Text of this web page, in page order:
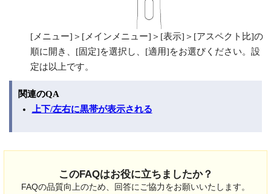
[メニュー]＞[メインメニュー]＞[表示]＞[アスペクト比]の
順に開き、[固定]を選択し、[適用]をお選びください。設
定は以上です。
関連のQA
上下/左右に黒帯が表示される
このFAQはお役に立ちましたか？
FAQの品質向上のため、回答にご協力をお願いいたします。